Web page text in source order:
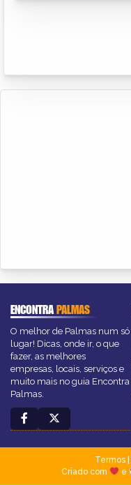
ENCONTRAPALMAS
O melhor de Palmas num só
lugar! Dicas, onde ir, o que
fazer, as melhores
empresas, locais, serviços e
muito mais no guia Encontra
Palmas.
Termos|
Criado com
e